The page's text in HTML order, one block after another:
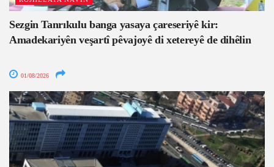
Sezgin Tanrıkulu banga yasaya çareseriyê kir:
Amadekariyên veşartî pêvajoyê di xetereyê de dihêlin
01/08/2026